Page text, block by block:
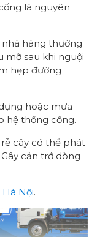
là nguyên
nhà hàng thường
mỡ sau khi nguội
hẹp đường
hoặc mưa
hệ thống cống.
cây có thể phát
cản trở dòng
Nội.